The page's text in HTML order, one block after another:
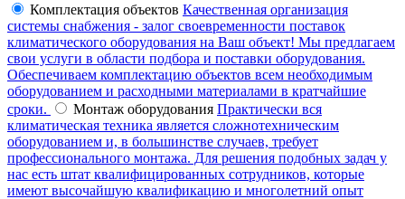
Комплектация объектов Качественная организация
системы снабжения - залог своевременности поставок
климатического оборудования на Ваш объект! Мы предлагаем
свои услуги в области подбора и поставки оборудования.
Обеспечиваем комплектацию объектов всем необходимым
оборудованием и расходными материалами в кратчайшие
сроки.
Монтаж оборудования Практически вся
климатическая техника является сложнотехническим
оборудованием и, в большинстве случаев, требует
профессионального монтажа. Для решения подобных задач у
нас есть штат квалифицированных сотрудников, которые
имеют высочайшую квалификацию и многолетний опыт